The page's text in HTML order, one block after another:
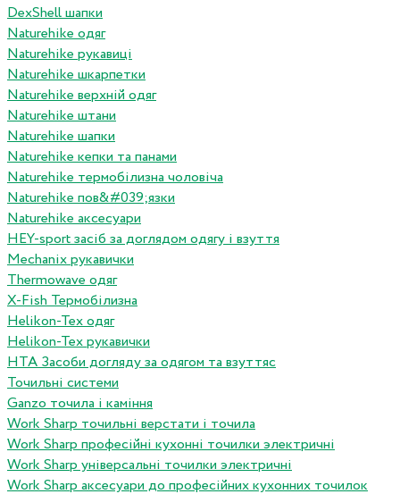
DexShell шапки
Naturehike одяг
Naturehike рукавиці
Naturehike шкарпетки
Naturehike верхній одяг
Naturehike штани
Naturehike шапки
Naturehike кепки та панами
Naturehike термобілизна чоловіча
Naturehike пов&#039;язки
Naturehike аксесуари
HEY-sport засіб за доглядом одягу і взуття
Mechanix рукавички
Thermowave одяг
X-Fish Термобілизна
Helikon-Tex одяг
Helikon-Tex рукавички
HTA Засоби догляду за одягом та взуттяс
Точильні системи
Ganzo точила і каміння
Work Sharp точильні верстати і точила
Work Sharp професiйнi кухоннi точилки электричнi
Work Sharp унiверсальнi точилки электричнi
Work Sharp аксесуари до професiйних кухонних точилок